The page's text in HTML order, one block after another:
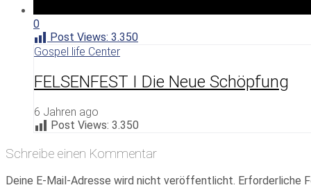
0
Post Views: 3.350
Gospel life Center
FELSENFEST I Die Neue Schöpfung
6 Jahren ago
Post Views: 3.350
Schreibe einen Kommentar
Deine E-Mail-Adresse wird nicht veröffentlicht. Erforderliche